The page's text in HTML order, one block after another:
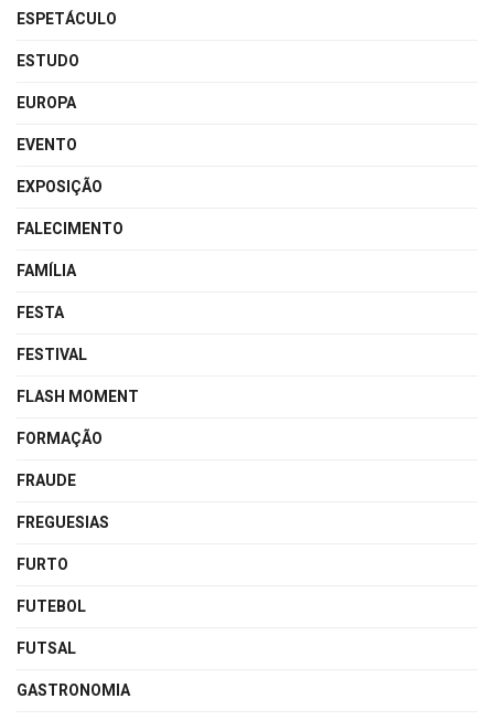
ESPETÁCULO
ESTUDO
EUROPA
EVENTO
EXPOSIÇÃO
FALECIMENTO
FAMÍLIA
FESTA
FESTIVAL
FLASH MOMENT
FORMAÇÃO
FRAUDE
FREGUESIAS
FURTO
FUTEBOL
FUTSAL
GASTRONOMIA